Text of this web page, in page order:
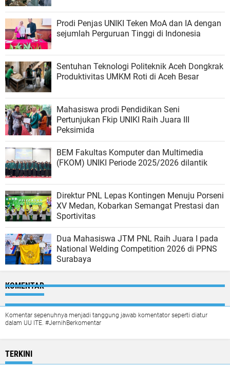
Prodi Penjas UNIKI Teken MoA dan IA dengan
sejumlah Perguruan Tinggi di Indonesia
Sentuhan Teknologi Politeknik Aceh Dongkrak
Produktivitas UMKM Roti di Aceh Besar
Mahasiswa prodi Pendidikan Seni
Pertunjukan Fkip UNIKI Raih Juara III
Peksimida
BEM Fakultas Komputer dan Multimedia
(FKOM) UNIKI Periode 2025/2026 dilantik
Direktur PNL Lepas Kontingen Menuju Porseni
XV Medan, Kobarkan Semangat Prestasi dan
Sportivitas
Dua Mahasiswa JTM PNL Raih Juara I pada
National Welding Competition 2026 di PPNS
Surabaya
KOMENTAR
Komentar sepenuhnya menjadi tanggung jawab komentator seperti diatur
dalam UU ITE. #JernihBerkomentar
TERKINI